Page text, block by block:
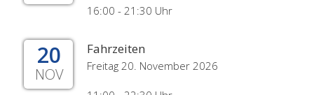
16:00 - 21:30 Uhr
20
NOV
Fahrzeiten
Freitag 20. November 2026